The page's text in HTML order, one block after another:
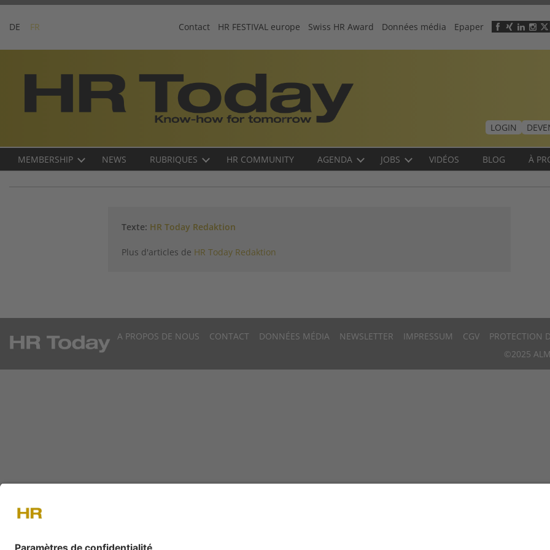
Skip
content
DE FR
Header
menu
Contact HR FESTIVAL europe Swiss HR Award Données média Epaper
LOGIN
Main
MEMBERSHIP NEWS RUBRIQUES HR COMMUNITY AGENDA JOBS VIDÉOS BLOG À
Texte: HR Today Redaktion
Plus d'articles de HR Today Redaktion
A PROPOS DE NOUS CONTACT DONNÉES MÉDIA NEWSLETTER IMPRESSUM CGV
PROTECTION
©2025